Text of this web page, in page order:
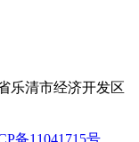
乐清市经济开发区
备11041715号